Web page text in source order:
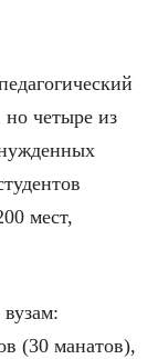
четыре из
мест,
(30 манатов),